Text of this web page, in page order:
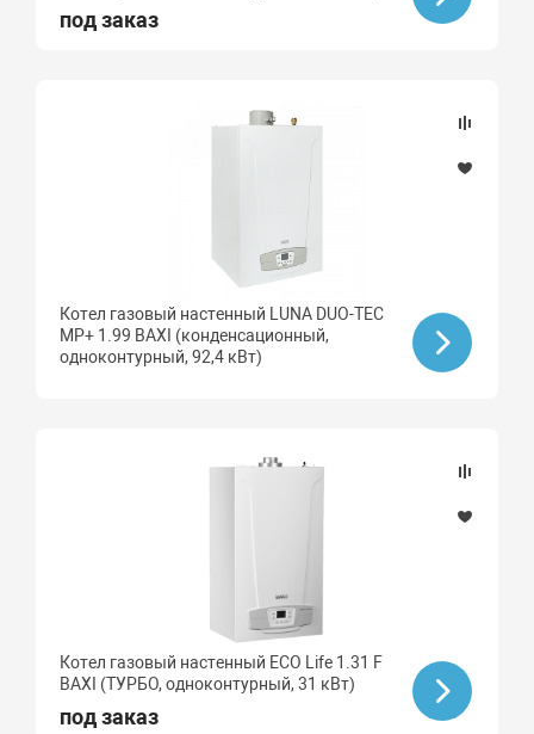
под заказ
Котел газовый настенный LUNA DUO-TEC
MP+ 1.99 BAXI (конденсационный,
одноконтурный, 92,4 кВт)
Котел газовый настенный ECO Life 1.31 F
BAXI (ТУРБО, одноконтурный, 31 кВт)
под заказ